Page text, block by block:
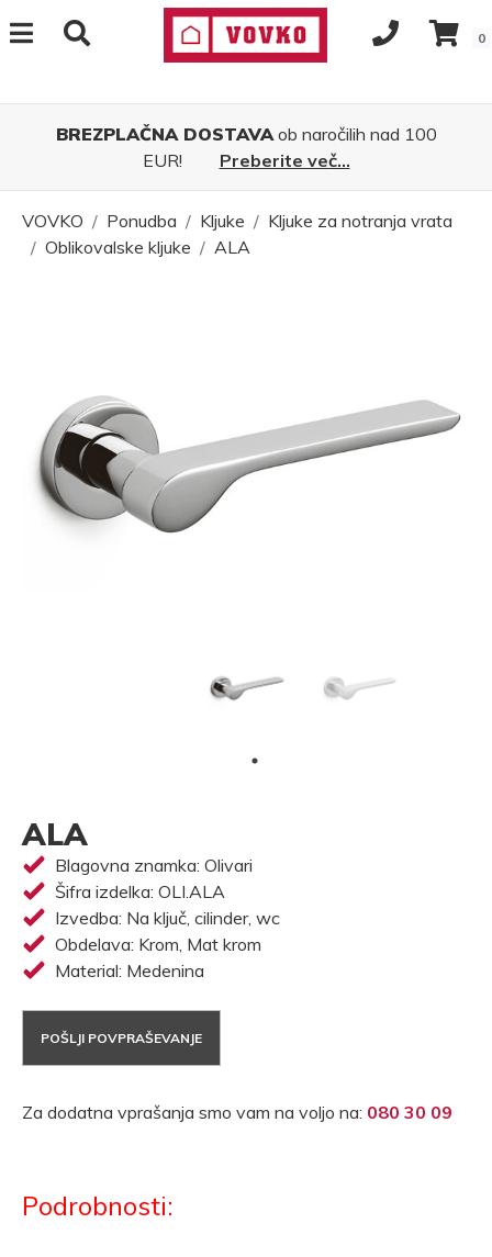
0
BREZPLAČNA DOSTAVAob naročilih nad 100
EUR!
Preberite več...
VOVKO Ponudba Kljuke
Kljuke za notranja vrata
Oblikovalske kljuke
ALA
ALA
Blagovna znamka: Olivari
Šifra izdelka: OLI.ALA
Izvedba: Na ključ, cilinder, wc
Obdelava: Krom, Mat krom
Material: Medenina
POŠLJI POVPRAŠEVANJE
Za dodatna vprašanja smo vam na voljo na: 080 30 09
Podrobnosti: